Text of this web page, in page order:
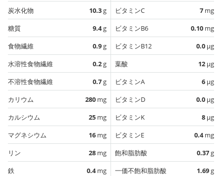
炭水化物
10.3g
糖質
9.4g
食物繊維
0.9g
水溶性食物繊維
0.2g
不溶性食物繊維
0.7g
カリウム
280 mg
カルシウム
25 mg
マグネシウム
16 mg
リン
28 mg
鉄
0.4mg
ビタミンC
7 mg
ビタミンB6
0.10 mg
ビタミンB12
0.0 µg
葉酸
12 µg
ビタミンA
6 µg
ビタミンD
0.0 µg
ビタミンK
8 µg
ビタミンE
0.4mg
飽和脂肪酸
0.37g
一価不飽和脂肪酸
1.69g